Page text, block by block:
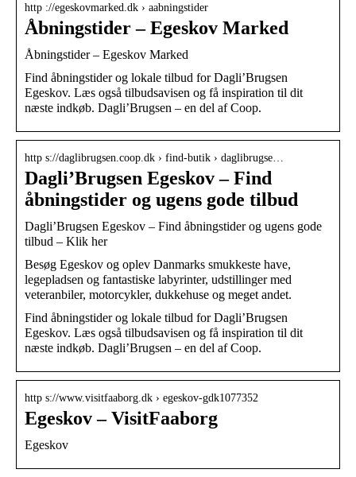
http ://egeskovmarked.dk › aabningstider
Åbningstider – Egeskov Marked
Åbningstider – Egeskov Marked
Find åbningstider og lokale tilbud for Dagli’Brugsen
Egeskov. Læs også tilbudsavisen og få inspiration til dit
næste indkøb. Dagli’Brugsen – en del af Coop.
http s://daglibrugsen.coop.dk › find-butik › daglibrugse…
Dagli’Brugsen Egeskov – Find
åbningstider og ugens gode tilbud
Dagli’Brugsen Egeskov – Find åbningstider og ugens gode
tilbud – Klik her
Besøg Egeskov og oplev Danmarks smukkeste have,
legepladsen og fantastiske labyrinter, udstillinger med
veteranbiler, motorcykler, dukkehuse og meget andet.
Find åbningstider og lokale tilbud for Dagli’Brugsen
Egeskov. Læs også tilbudsavisen og få inspiration til dit
næste indkøb. Dagli’Brugsen – en del af Coop.
http s://www.visitfaaborg.dk › egeskov-gdk1077352
Egeskov – VisitFaaborg
Egeskov